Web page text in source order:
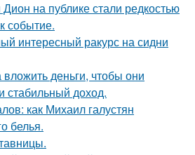
на публике стали редкостью
событие.
интересный ракурс на сидни
деньги, чтобы они
стабильный доход.
как Михаил галустян
белья.